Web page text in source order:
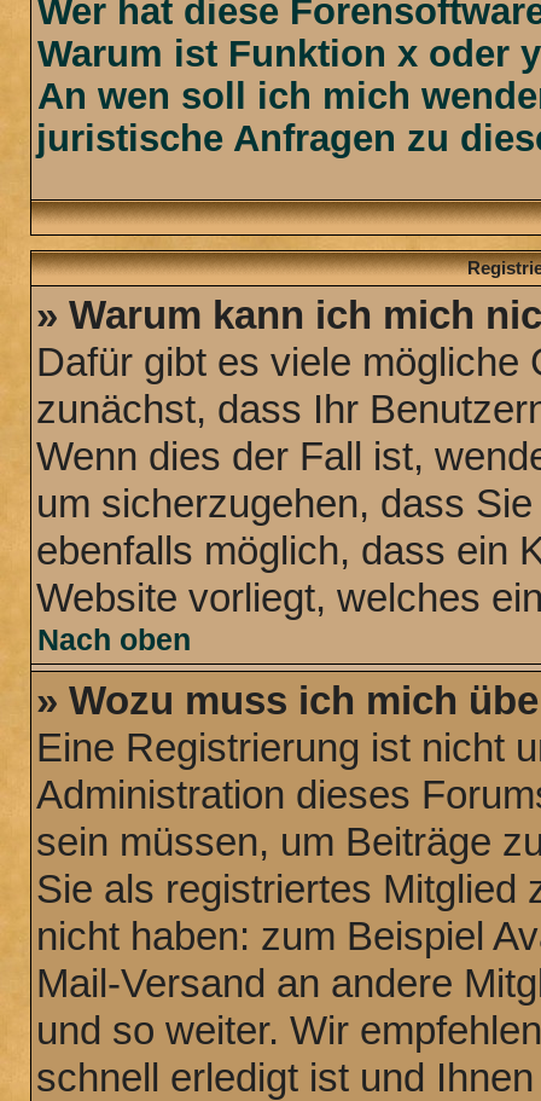
Wer hat diese
Warum ist Funktion x oder
An wen soll ich mich
juristische Anfragen zu
» Warum kann ich mich
Dafür gibt es viele mögliche
zunächst, dass Ihr
Wenn dies der Fall ist,
um sicherzugehen, dass
ebenfalls möglich, dass ein
Website vorliegt, welches
Nach oben
» Wozu muss ich mich
Eine Registrierung ist nicht
Administration dieses
sein müssen, um Beiträge
Sie als registriertes Mitglied
nicht haben: zum Beispiel
Mail-Versand an andere
und so weiter. Wir
schnell erledigt ist und